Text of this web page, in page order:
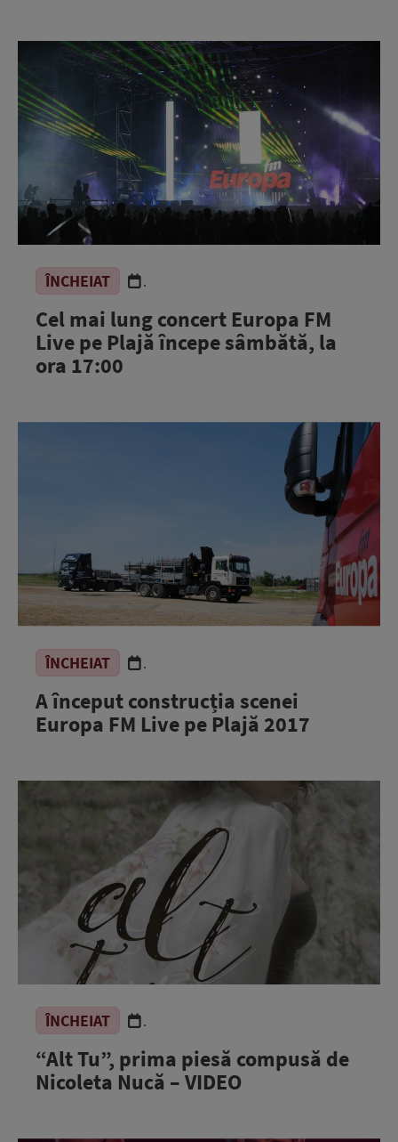
ÎNCHEIAT .
Cel mai lung concert Europa FM
Live pe Plajă începe sâmbătă, la
ora 17:00
ÎNCHEIAT .
A început construcția scenei
Europa FM Live pe Plajă 2017
ÎNCHEIAT .
“Alt Tu”, prima piesă compusă de
Nicoleta Nucă – VIDEO